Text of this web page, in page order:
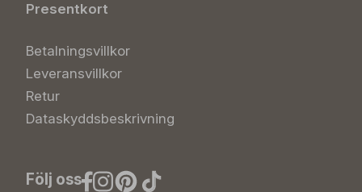
Presentkort
Betalningsvillkor
Leveransvillkor
Retur
Dataskyddsbeskrivning
Följ oss